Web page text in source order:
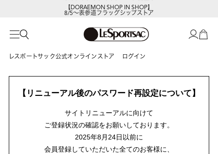
【DORAEMON SHOP IN SHOP】
8/5～表参道フラッグシップストア
レスポートサック公式オンラインストア ログイン
【リニューアル後のパスワード再設定について】
サイトリニューアルに向けて
ご登録状況の確認をお願いしております。
2025年8月24日以前に
会員登録していただいた全てのお客様に、